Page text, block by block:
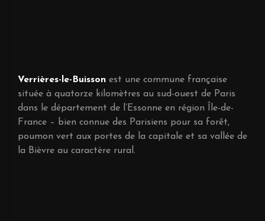
Verrières-le-Buisson est une commune française
située à quatorze kilomètres au sud-ouest de Paris
dans le département de l’Essonne en région Île-de-
France – bien connue des Parisiens pour sa forêt,
poumon vert aux portes de la capitale et sa vallée de
la Bièvre au caractère rural.